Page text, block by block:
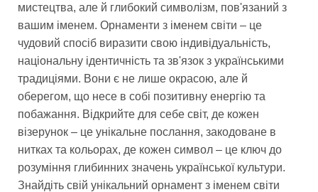
мистецтва, але й глибокий символізм, пов'язаний з
вашим іменем. Орнаменти з іменем світи – це
чудовий спосіб виразити свою індивідуальність,
національну ідентичність та зв'язок з українськими
традиціями. Вони є не лише окрасою, але й
оберегом, що несе в собі позитивну енергію та
побажання. Відкрийте для себе світ, де кожен
візерунок – це унікальне послання, закодоване в
нитках та кольорах, де кожен символ – це ключ до
розуміння глибинних значень української культури.
Знайдіть свій унікальний орнамент з іменем світи